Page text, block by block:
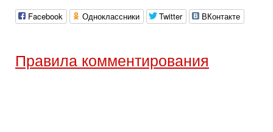
Facebook Одноклассники Twitter ВКонтакте
Правила комментирования